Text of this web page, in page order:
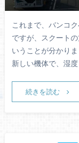
これまで、バンコ
ですが、スクート
いうことが分かり
新しい機体で、湿
続きを読む